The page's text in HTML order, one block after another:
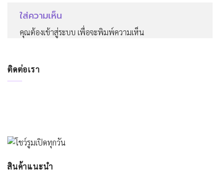
ใส่ความเห็น
คุณต้องเข้าสู่ระบบ เพื่อจะพิมพ์ความเห็น
ติดต่อเรา
สินค้าแนะนำ